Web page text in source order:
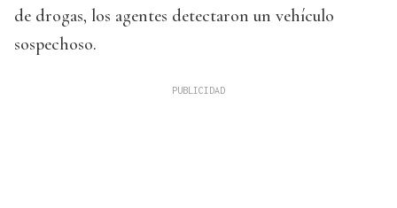
de drogas, los agentes detectaron un vehículo
sospechoso.